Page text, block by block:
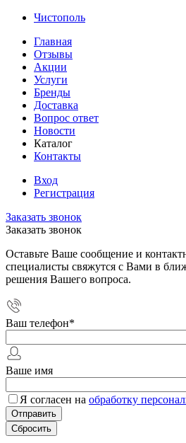
Чистополь
Главная
Отзывы
Акции
Услуги
Бренды
Доставка
Вопрос ответ
Новости
Каталог
Контакты
Вход
Регистрация
Заказать звонок
Заказать звонок
Оставьте Ваше сообщение и
специалисты свяжутся с Вами в
решения Вашего вопроса.
Ваш телефон*
Ваше имя
Я согласен на обработку